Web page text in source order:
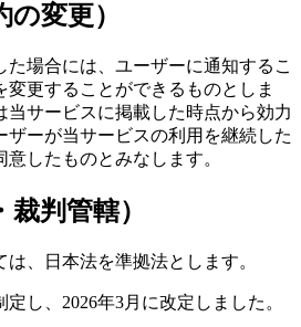
変更）
場合には、ユーザーに通知するこ
変更することができるものとしま
当サービスに掲載した時点から効力
ザーが当サービスの利用を継続した
したものとみなします。
判管轄）
、日本法を準拠法とします。
し、2026年3月に改定しました。